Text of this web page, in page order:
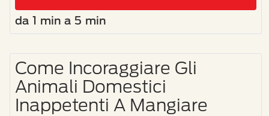
da 1 min a 5 min
Come Incoraggiare Gli
Animali Domestici
Inappetenti A Mangiare